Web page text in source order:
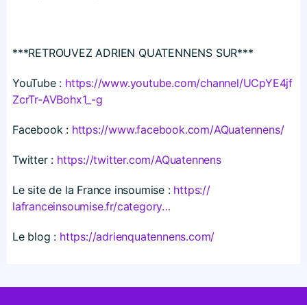
***RETROUVEZ ADRIEN QUATENNENS SUR***
YouTube : https://​www​.youtube​.com/​c​h​a​n​n​e​l​/​U​C​p​Y​E​4​j​f​
Z​c​r​T​r​-​A​V​B​o​h​x​1​_-g
Facebook : https://​www​.facebook​.com/​A​Q​u​a​t​e​n​n​e​ns/
Twitter : https://​twitter​.com/​A​Q​u​a​t​e​n​n​ens
Le site de la France insoumise : https://​
lafranceinsoumise​.fr/​c​a​t​e​g​ory…
Le blog : https://​adrienquatennens​.com/